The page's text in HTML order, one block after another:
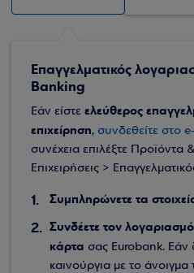
Επαγγελματικός
Banking
Εάν είστε ελεύθερος
επιχείρηση, συνδεθείτε στο
συνέχεια επιλέξτε Προϊόντα
Επιχειρήσεις >
Συμπληρώνετε τα
Συνδέετε τον
κάρτα σας Eurobank. Εάν
καινούργια με το